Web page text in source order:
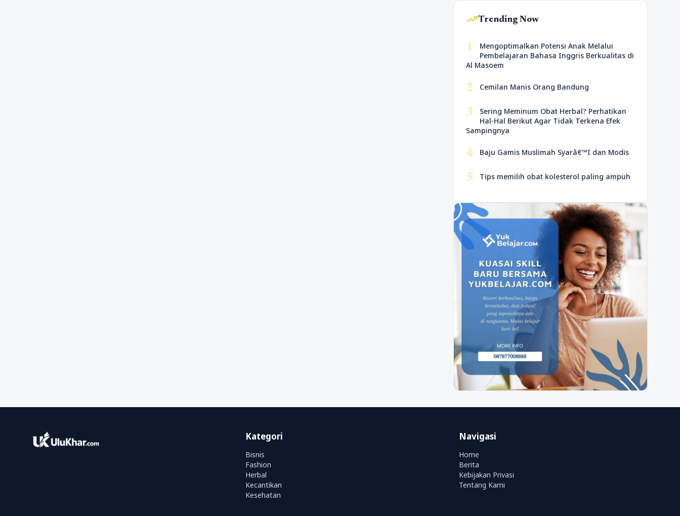
trending_upTrending Now
1
Mengoptimalkan Potensi Anak Melalui
Pembelajaran Bahasa Inggris Berkualitas di
Al Masoem
2 Cemilan Manis Orang Bandung
3
Sering Meminum Obat Herbal? Perhatikan
Hal-Hal Berikut Agar Tidak Terkena Efek
Sampingnya
4 Baju Gamis Muslimah Syarâ€™I dan Modis
5 Tips memilih obat kolesterol paling ampuh
Kategori
Bisnis
Fashion
Herbal
Kecantikan
Kesehatan
Navigasi
Home
Berita
Kebijakan Privasi
Tentang Kami